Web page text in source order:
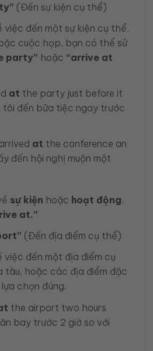
(Đến sự kiện cụ thể)
việc đến một sự kiện cụ thể,
cuộc họp, bạn có thể sử
party” hoặc “arrive at
at the party just before it
tôi đến bữa tiệc ngay trước
at the conference an
đến hội nghị muộn một
sự kiện hoặc hoạt động,
at.”
(Đến địa điểm cụ thể)
việc đến một địa điểm cụ
tàu, hoặc các địa điểm đặc
lựa chọn đúng.
the airport two hours
bay trước 2 giờ so với